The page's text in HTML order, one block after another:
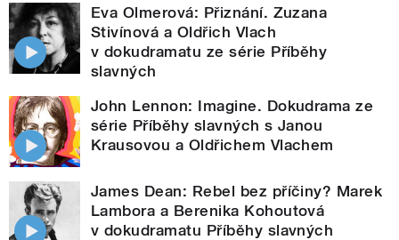
Eva Olmerová: Přiznání. Zuzana
Stivínová a Oldřich Vlach
v dokudramatu ze série Příběhy
slavných
John Lennon: Imagine. Dokudrama ze
série Příběhy slavných s Janou
Krausovou a Oldřichem Vlachem
James Dean: Rebel bez příčiny? Marek
Lambora a Berenika Kohoutová
v dokudramatu Příběhy slavných